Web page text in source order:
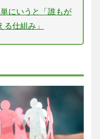
にいうと「誰もが
仕組み」